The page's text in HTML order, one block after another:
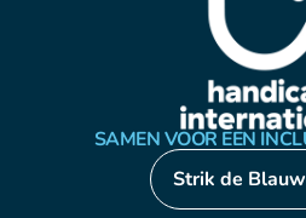
SAMEN VOOR EEN
Strik de